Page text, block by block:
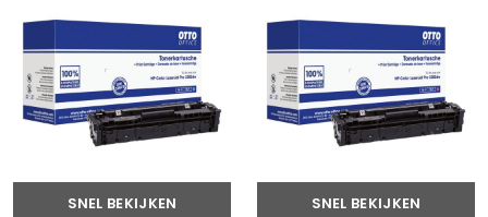
SNEL BEKIJKEN SNEL BEKIJKEN